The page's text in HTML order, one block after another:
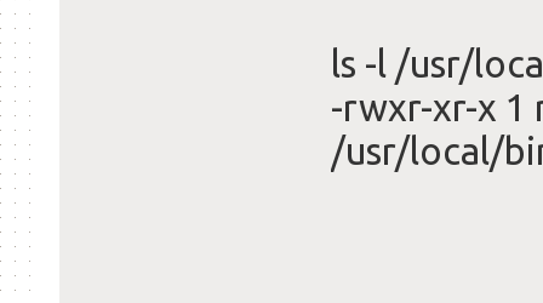
ls -l /usr/
-rwxr-xr-x 1
/usr/local/